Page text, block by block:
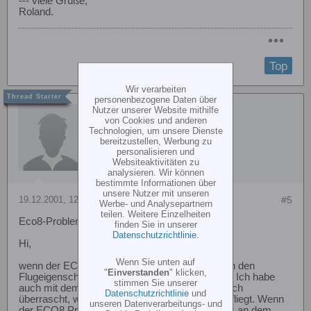
Roland.
Top
Walker
#5
19.12.2001, 12:07
Eco8-Probleme (aber wer hat mit dem keine...)
Hi,
wenn der ECO8 ordentlich gebaut ist, hat er von den
Flugeigenschaften her eigentlich keine Macken. Ich habe
auch mit dem ECO8 angefangen und war wirklich
überrascht, wie gutmütig sich der kleine E-Heli fliegt. Wenn
Wir verarbeiten
personenbezogene Daten über
Nutzer unserer Website mithilfe
von Cookies und anderen
Technologien, um unsere Dienste
bereitzustellen, Werbung zu
personalisieren und
Websiteaktivitäten zu
analysieren. Wir können
bestimmte Informationen über
unsere Nutzer mit unseren
Werbe- und Analysepartnern
teilen. Weitere Einzelheiten
finden Sie in unserer
Datenschutzrichtlinie.
Wenn Sie unten auf
" Einverstanden" klicken,
stimmen Sie unserer
Datenschutzrichtlinie und
unseren Datenverarbeitungs- und